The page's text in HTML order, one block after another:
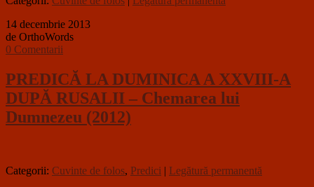
14 decembrie 2013
de OrthoWords
0 Comentarii
PREDICĂ LA DUMINICA A XXVIII-A
DUPĂ RUSALII – Chemarea lui
Dumnezeu (2012)
Categorii: Cuvinte de folos, Predici | Legătură permanentă